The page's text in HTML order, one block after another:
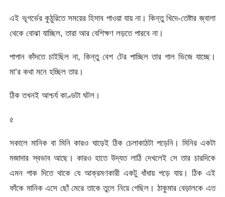
এই ভূগর্ভের কুঠুরিতে সময়ের হিসাব পাওয়া যায় না। কিন্তু খিদে-তেষ্টার জ্বালা
থেকে বোঝা যাচ্ছিল, তারা আর বেশিক্ষণ লড়তে পারবে না।
পাপান কাঁদতে চাইছিল না, কিন্তু বেশ টের পাচ্ছিল তার গাল ভিজে যাচ্ছে।
মা’র কথা মনে হচ্ছিল তার।
ঠিক তখনই আশ্চর্য কাণ্ডটা ঘটল।
৫
সকালে মানিক বা মিনি কারও ঘাড়েই ঠিক চেলাকাঠটা পড়েনি। মিনির একটা
মজাদার স্বভাব আছে। কারও হাতে উদ্যত লাঠি দেখলেই সে তার চারদিকে
এমন পাক দিতে থাকে যে আক্রমণকারী একটু ধাঁধায় পড়ে যায়। ঠিক এই
ফাঁকে মানিক এসে ছোঁ মেরে তাকে তুলে নিয়ে গেছিল। ঠাকুমার বেড়ালকে এত